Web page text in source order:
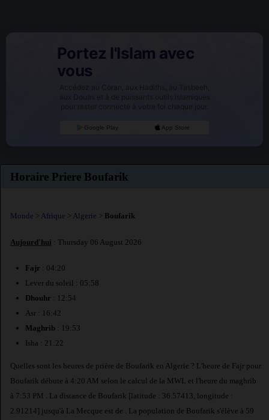
Portez l'Islam avec
vous
Accédez au Coran, aux Hadiths, au Tasbeeh,
aux Douas et à de puissants outils islamiques
pour rester connecté à votre foi chaque jour.
Google Play App Store
Horaire Priere Boufarik
Monde > Afrique > Algerie > Boufarik
Aujourd'hui : Thursday 06 August 2026
Fajr : 04:20
Lever du soleil : 05:58
Dhouhr : 12:54
Asr : 16:42
Maghrib : 19:53
Isha : 21:22
Quelles sont les heures de prière de Boufarik en Algerie ? L'heure de Fajr pour
Boufarik débute à 4:20 AM selon le calcul de la MWL et l'heure du maghrib
à 7:53 PM . La distance de Boufarik [latitude : 36.57413, longitude :
2.91214] jusqu'à La Mecque est de . La population de Boufarik s'élève à 59